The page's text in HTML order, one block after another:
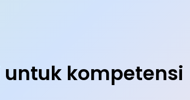
untuk kompetensi